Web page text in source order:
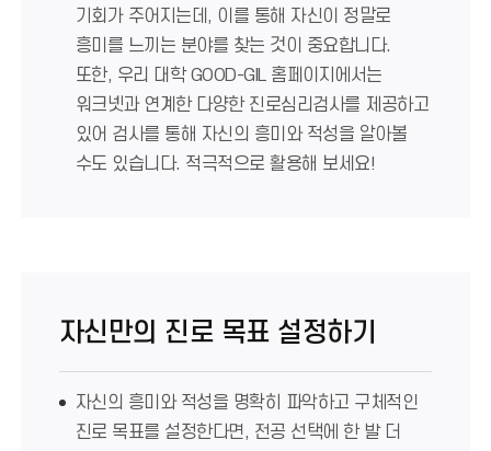
기회가 주어지는데, 이를 통해 자신이 정말로
흥미를 느끼는 분야를 찾는 것이 중요합니다.
또한, 우리 대학 GOOD-GIL 홈페이지에서는
워크넷과 연계한 다양한 진로심리검사를 제공하고
있어 검사를 통해 자신의 흥미와 적성을 알아볼
수도 있습니다. 적극적으로 활용해 보세요!
자신만의 진로 목표 설정하기
자신의 흥미와 적성을 명확히 파악하고 구체적인
진로 목표를 설정한다면, 전공 선택에 한 발 더